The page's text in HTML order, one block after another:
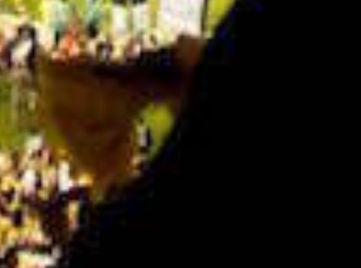
120 miljoen pond avocado's,
pond chips en nog veel